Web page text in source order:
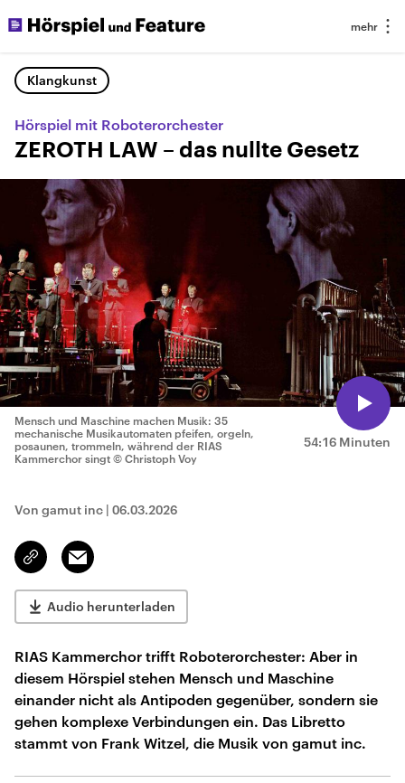
Klangkunst
Hörspiel mit Roboterorchester
ZEROTH LAW – das nullte Gesetz
54:16 Minuten
Mensch und Maschine machen Musik: 35
mechanische Musikautomaten pfeifen, orgeln,
posaunen, trommeln, während der RIAS
Kammerchor singt © Christoph Voy
Von gamut inc | 06.03.2026
Link
kopieren/teilen
Email
Audio herunterladen
RIAS Kammerchor trifft Roboterorchester: Aber in
diesem Hörspiel stehen Mensch und Maschine
einander nicht als Antipoden gegenüber, sondern sie
gehen komplexe Verbindungen ein. Das Libretto
stammt von Frank Witzel, die Musik von gamut inc.